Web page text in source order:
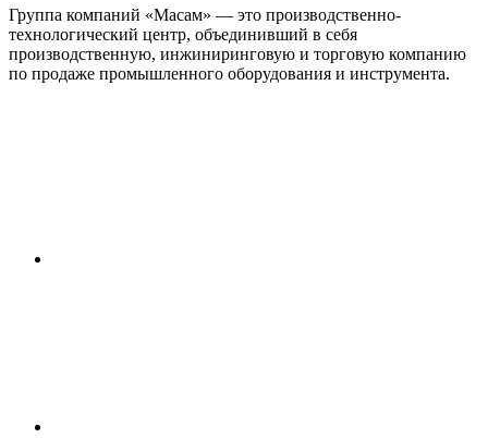
Группа компаний «Масам» — это производственно-
технологический центр, объединивший в себя
производственную, инжиниринговую и торговую компанию
по продаже промышленного оборудования и инструмента.